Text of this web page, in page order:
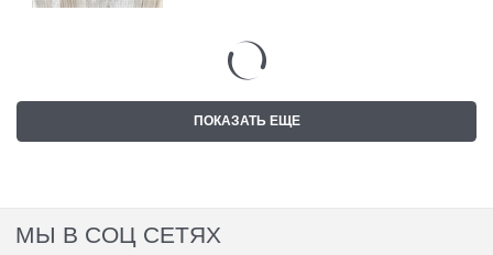
ПОКАЗАТЬ ЕЩЕ
МЫ В СОЦ СЕТЯХ